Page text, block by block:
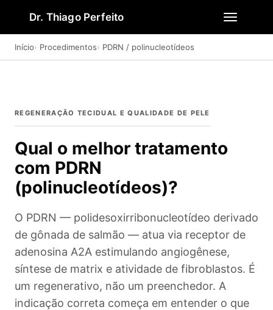
Dr. Thiago Perfeito
Início Procedimentos PDRN / polinucleotídeos
REGENERAÇÃO TECIDUAL E QUALIDADE DE PELE
Qual o melhor tratamento
com PDRN
(polinucleotídeos)?
O PDRN — polidesoxirribonucleotídeo derivado
de gônada de salmão — atua via receptor de
adenosina A2A estimulando angiogênese,
síntese de matrix e atividade de fibroblastos. É
um regenerativo, não um preenchedor. A
indicação correta começa em entender o que